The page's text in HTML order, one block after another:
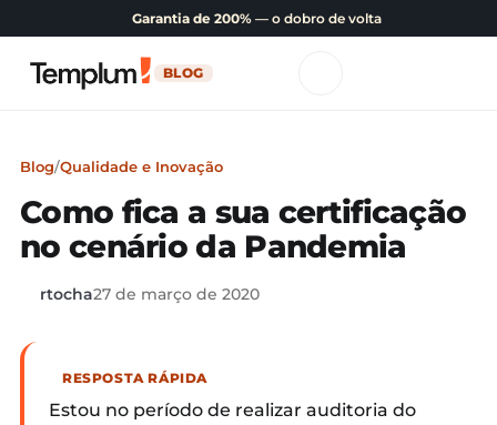
Garantia de 200% — o dobro de volta
BLOG
Blog/Qualidade e Inovação
Como fica a sua certificação
no cenário da Pandemia
rtocha27 de março de 2020
RESPOSTA RÁPIDA
Estou no período de realizar auditoria do